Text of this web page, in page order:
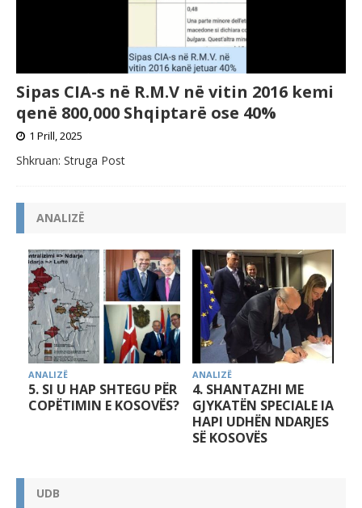
Sipas CIA-s në R.M.V në vitin 2016 kemi
qenë 800,000 Shqiptarë ose 40%
1 Prill, 2025
Shkruan: Struga Post
ANALIZË
ME
IA
3. ELITAT POLITIKE TË
KOSOVËS DHE
NEGOCIATAT ME
2. SERBIA, KUR
ARRIJTI TA
KOSOVËN,U
PËRCAKTUA PËR
UDB